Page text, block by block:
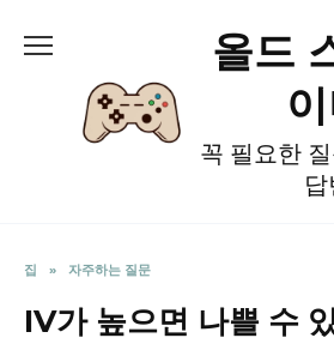
올드
꼭 필요한
답
집 » 자주하는 질문
IV가 높으면 나쁠 수